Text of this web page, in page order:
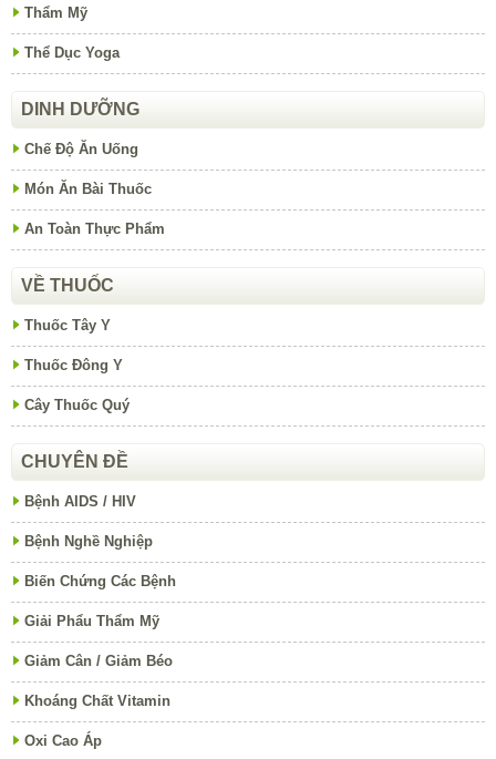
Thẩm Mỹ
Thể Dục Yoga
DINH DƯỠNG
Chế Độ Ăn Uống
Món Ăn Bài Thuốc
An Toàn Thực Phẩm
VỀ THUỐC
Thuốc Tây Y
Thuốc Đông Y
Cây Thuốc Quý
CHUYÊN ĐỀ
Bệnh AIDS / HIV
Bệnh Nghề Nghiệp
Biến Chứng Các Bệnh
Giải Phẩu Thẩm Mỹ
Giảm Cân / Giảm Béo
Khoáng Chất Vitamin
Oxi Cao Áp